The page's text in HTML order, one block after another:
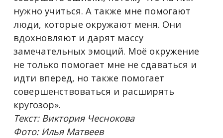
нужно учиться. А также мне помогают
люди, которые окружают меня. Они
вдохновляют и дарят массу
замечательных эмоций. Моё окружение
не только помогает мне не сдаваться и
идти вперед, но также помогает
совершенствоваться и расширять
кругозор».
Текст: Виктория Чеснокова
Фото: Илья Матвеев